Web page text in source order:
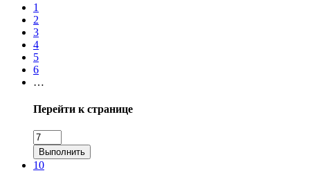
1
2
3
4
5
6
…
Перейти к странице
Выполнить
10